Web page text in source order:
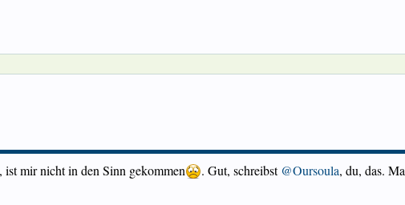
ist mir nicht in den Sinn gekommen . Gut, schreibst @Oursoula, du, das.